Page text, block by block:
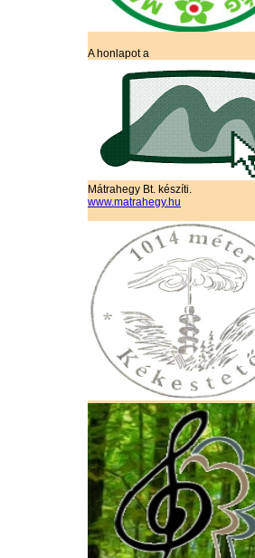
A honlapot a
Mátrahegy Bt. készíti.
www.matrahegy.hu